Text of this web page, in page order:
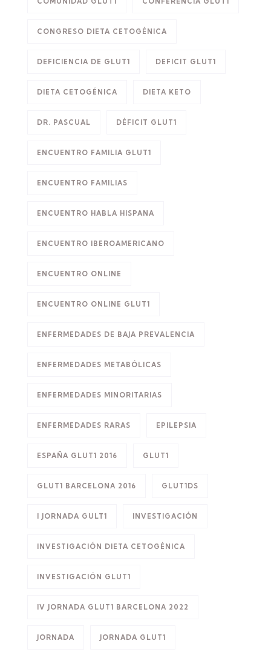
CONGRESO DIETA CETOGÉNICA
DEFICIENCIA DE GLUT1 DEFICIT GLUT1
DIETA CETOGÉNICA DIETA KETO
DR. PASCUAL DÉFICIT GLUT1
ENCUENTRO FAMILIA GLUT1
ENCUENTRO FAMILIAS
ENCUENTRO HABLA HISPANA
ENCUENTRO IBEROAMERICANO
ENCUENTRO ONLINE
ENCUENTRO ONLINE GLUT1
ENFERMEDADES DE BAJA PREVALENCIA
ENFERMEDADES METABÓLICAS
ENFERMEDADES MINORITARIAS
ENFERMEDADES RARAS EPILEPSIA
ESPAÑA GLUT1 2016 GLUT1
GLUT1 BARCELONA 2016 GLUT1DS
I JORNADA GULT1 INVESTIGACIÓN
INVESTIGACIÓN DIETA CETOGÉNICA
INVESTIGACIÓN GLUT1
IV JORNADA GLUT1 BARCELONA 2022
JORNADA JORNADA GLUT1